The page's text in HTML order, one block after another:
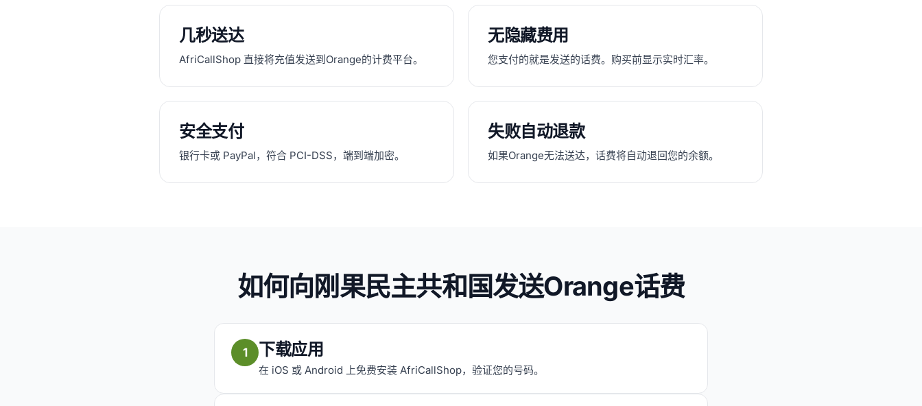
几秒送达
AfriCallShop 直接将充值发送到Orange的计费平台。
无隐藏费用
您支付的就是发送的话费。购买前显示实时汇率。
安全支付
银行卡或 PayPal，符合 PCI-DSS，端到端加密。
失败自动退款
如果Orange无法送达，话费将自动退回您的余额。
如何向刚果民主共和国发送Orange话费
1 下载应用
在 iOS 或 Android 上免费安装 AfriCallShop，验证您的号码。